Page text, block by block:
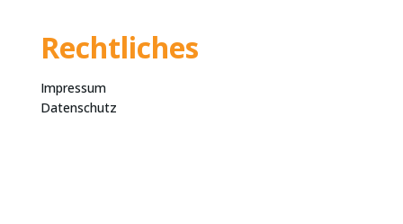
Rechtliches
Impressum
Datenschutz